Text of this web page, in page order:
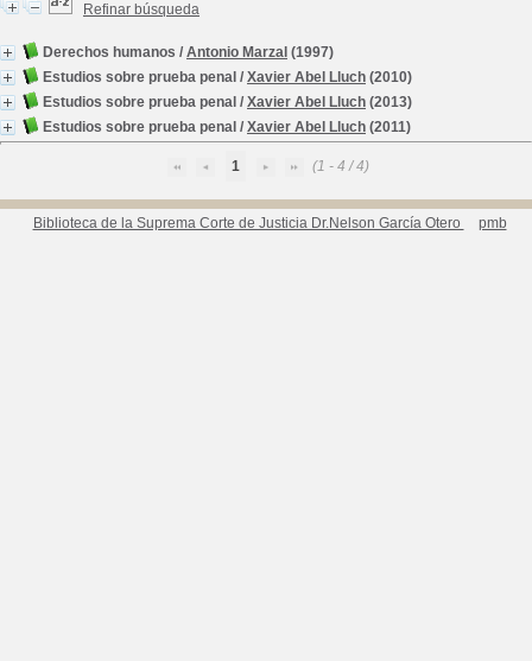
Refinar búsqueda
Derechos humanos / Antonio Marzal (1997)
Estudios sobre prueba penal / Xavier Abel Lluch (2010)
Estudios sobre prueba penal / Xavier Abel Lluch (2013)
Estudios sobre prueba penal / Xavier Abel Lluch (2011)
1 (1 - 4 / 4)
Biblioteca de la Suprema Corte de Justicia Dr.Nelson García Otero pmb